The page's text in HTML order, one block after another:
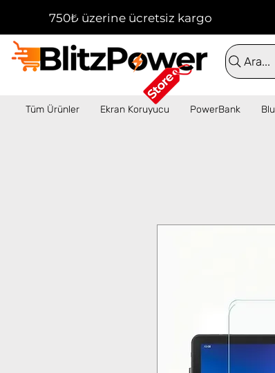
750₺ üzerine ücretsiz kargo!  ✦
Ara...
Tüm Ürünler Ekran Koruyucu PowerBank